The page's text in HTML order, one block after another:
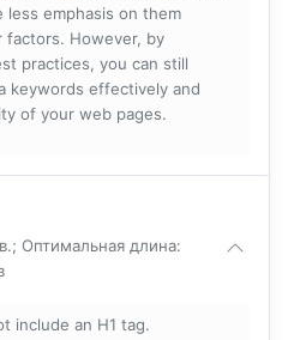
less emphasis on them
factors. However, by
practices, you can still
keywords effectively and
of your web pages.
Оптимальная длина:
include an H1 tag.